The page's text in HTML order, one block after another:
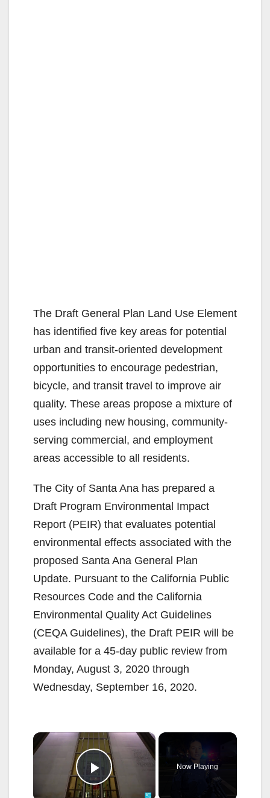
The Draft General Plan Land Use Element
has identified five key areas for potential
urban and transit-oriented development
opportunities to encourage pedestrian,
bicycle, and transit travel to improve air
quality. These areas propose a mixture of
uses including new housing, community-
serving commercial, and employment
areas accessible to all residents.
The City of Santa Ana has prepared a
Draft Program Environmental Impact
Report (PEIR) that evaluates potential
environmental effects associated with the
proposed Santa Ana General Plan
Update. Pursuant to the California Public
Resources Code and the California
Environmental Quality Act Guidelines
(CEQA Guidelines), the Draft PEIR will be
available for a 45-day public review from
Monday, August 3, 2020 through
Wednesday, September 16, 2020.
×
Play Video
Now Playing